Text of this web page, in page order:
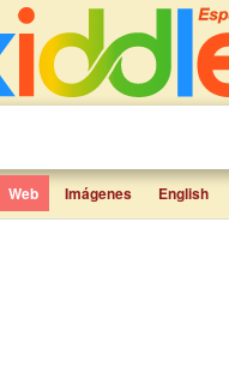
Web Imágenes English